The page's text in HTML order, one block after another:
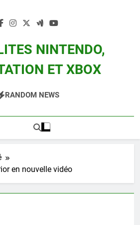
NINTENDO,
ET XBOX
Pokemon Entre Autres
RANDOM NEWS
en nouvelle vidéo